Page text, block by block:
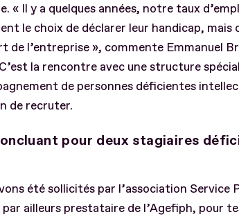
« Il y a quelques années, notre taux
le choix de déclarer leur handicap, mais
de l’entreprise », commente Emmanuel
la rencontre avec une structure
de personnes déficientes
de recruter.
pour deux stagiaires
été sollicités par l’association Service
par ailleurs prestataire de l’Agefiph, pour